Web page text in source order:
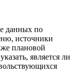
данных по
источники
плановой
является ли